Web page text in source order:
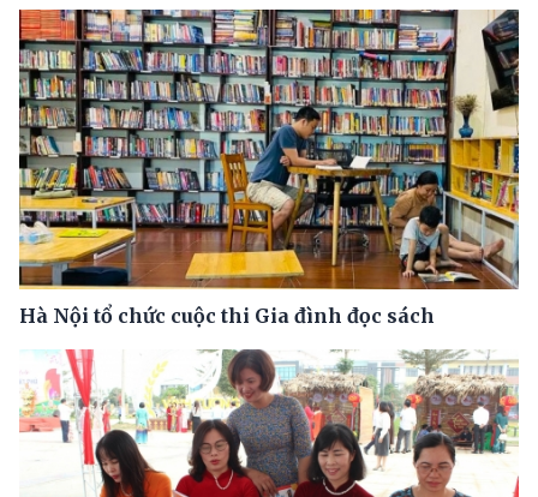
Hà Nội tổ chức cuộc thi Gia đình đọc sách